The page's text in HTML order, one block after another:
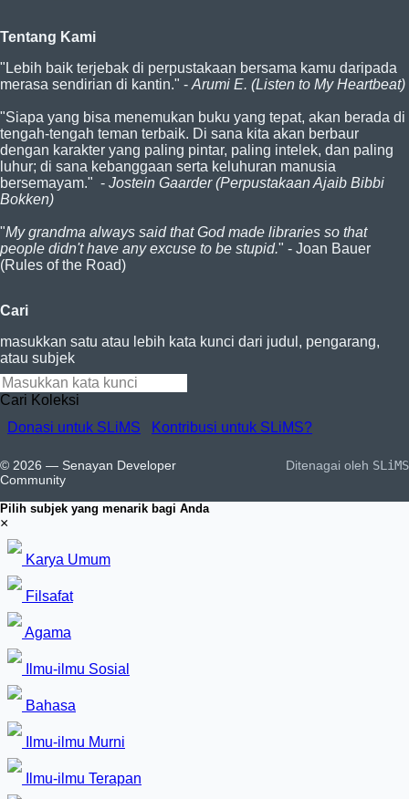
Tentang Kami
"Lebih baik terjebak di perpustakaan bersama kamu daripada
merasa sendirian di kantin." - Arumi E. (Listen to My Heartbeat)
"Siapa yang bisa menemukan buku yang tepat, akan berada di
tengah-tengah teman terbaik. Di sana kita akan berbaur
dengan karakter yang paling pintar, paling intelek, dan paling
luhur; di sana kebanggaan serta keluhuran manusia
bersemayam." - Jostein Gaarder (Perpustakaan Ajaib Bibbi
Bokken)
"My grandma always said that God made libraries so that
people didn't have any excuse to be stupid." - Joan Bauer
(Rules of the Road)
Cari
masukkan satu atau lebih kata kunci dari judul, pengarang,
atau subjek
Cari Koleksi
Donasi untuk SLiMS
Kontribusi untuk SLiMS?
© 2026 — Senayan Developer
Community
Ditenagai oleh SLiMS
Pilih subjek yang menarik bagi Anda
×
Karya Umum
Filsafat
Agama
Ilmu-ilmu Sosial
Bahasa
Ilmu-ilmu Murni
Ilmu-ilmu Terapan